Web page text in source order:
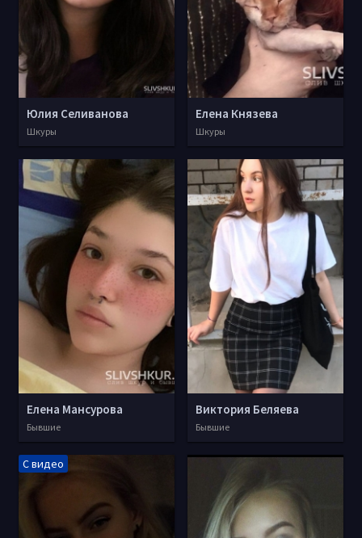
Юлия Селиванова
Шкуры
Елена Князева
Шкуры
Елена Мансурова
Бывшие
Виктория Беляева
Бывшие
С видео